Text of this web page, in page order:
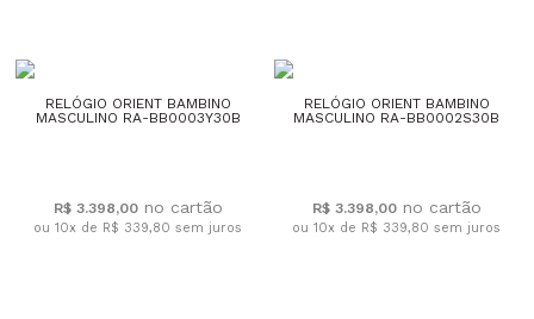
RELÓGIO ORIENT BAMBINO
MASCULINO RA-BB0003Y30B
R$ 3.398,00
ou 10x de R$ 339,80 sem juros
RELÓGIO ORIENT BAMBINO
MASCULINO RA-BB0002S30B
R$ 3.398,00
ou 10x de R$ 339,80 sem juros